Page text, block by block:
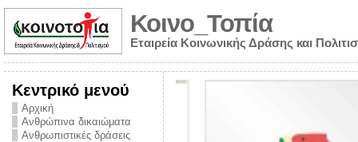
Κοινο_Τοπία
Εταιρεία Κοινωνικής Δράσης και
Κεντρικό μενού
Αρχική
Ανθρώπινα δικαιώματα
Ανθρωπιστικές δράσεις